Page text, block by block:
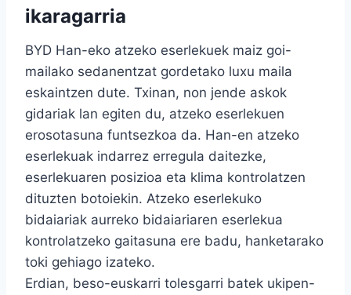
ikaragarria
BYD Han-eko atzeko eserlekuek maiz goi-
mailako sedanentzat gordetako luxu maila
eskaintzen dute. Txinan, non jende askok
gidariak lan egiten du, atzeko eserlekuen
erosotasuna funtsezkoa da. Han-en atzeko
eserlekuak indarrez erregula daitezke,
eserlekuaren posizioa eta klima kontrolatzen
dituzten botoiekin. Atzeko eserlekuko
bidaiariak aurreko bidaiariaren eserlekua
kontrolatzeko gaitasuna ere badu, hanketarako
toki gehiago izateko.
Erdian, beso-euskarri tolesgarri batek ukipen-